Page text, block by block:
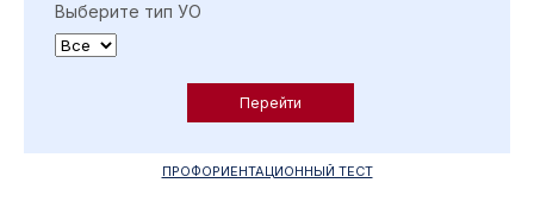
Выберите тип УО
ПРОФОРИЕНТАЦИОННЫЙ ТЕСТ